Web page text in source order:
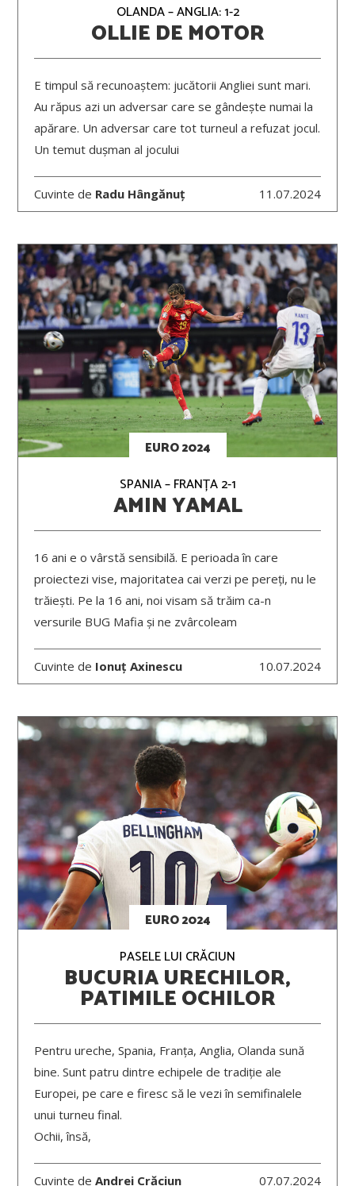
OLANDA – ANGLIA: 1-2
OLLIE DE MOTOR
E timpul să recunoaștem: jucătorii Angliei sunt mari.
Au răpus azi un adversar care se gândește numai la
apărare. Un adversar care tot turneul a refuzat jocul.
Un temut dușman al jocului
Cuvinte de Radu Hângănuț 11.07.2024
EURO 2024
SPANIA – FRANȚA 2-1
AMIN YAMAL
16 ani e o vârstă sensibilă. E perioada în care
proiectezi vise, majoritatea cai verzi pe pereți, nu le
trăiești. Pe la 16 ani, noi visam să trăim ca-n
versurile BUG Mafia și ne zvârcoleam
Cuvinte de Ionuț Axinescu 10.07.2024
EURO 2024
PASELE LUI CRĂCIUN
BUCURIA URECHILOR,
PATIMILE OCHILOR
Pentru ureche, Spania, Franța, Anglia, Olanda sună
bine. Sunt patru dintre echipele de tradiție ale
Europei, pe care e firesc să le vezi în semifinalele
unui turneu final.
Ochii, însă,
Cuvinte deAndrei Crăciun 07.07.2024